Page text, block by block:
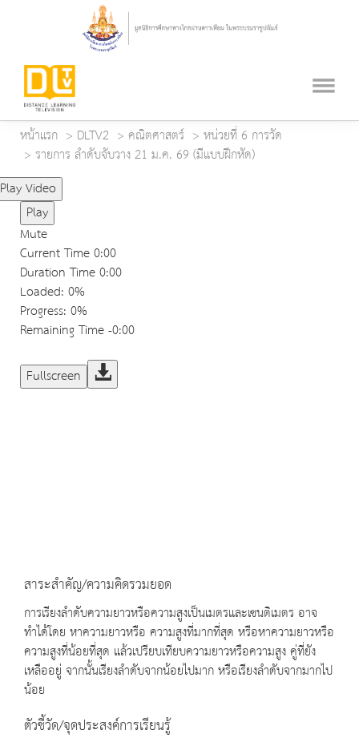
หน้าแรก DLTV2 คณิตศาสตร์
หน่วยที่ 6 การวัด
รายการ ลำดับจับวาง 21 ม.ค. 69 (มีแบบฝึกหัด)
Play Video
Play
Mute
Current Time0:00
Duration Time0:00
Loaded: 0%
Progress: 0%
Remaining Time-0:00
Fullscreen
สาระสำคัญ/ความคิดรวมยอด
การเรียงลำดับความยาวหรือความสูงเป็นเมตรและเซนติเมตร อาจ
ทำได้โดย หาความยาวหรือ ความสูงที่มากที่สุด หรือหาความยาวหรือ
ความสูงที่น้อยที่สุด แล้วเปรียบเทียบความยาวหรือความสูง คู่ที่ยัง
เหลืออยู่ จากนั้นเรียงลำดับจากน้อยไปมาก หรือเรียงลำดับจากมากไป
น้อย
ตัวชี้วัด/จุดประสงค์การเรียนรู้